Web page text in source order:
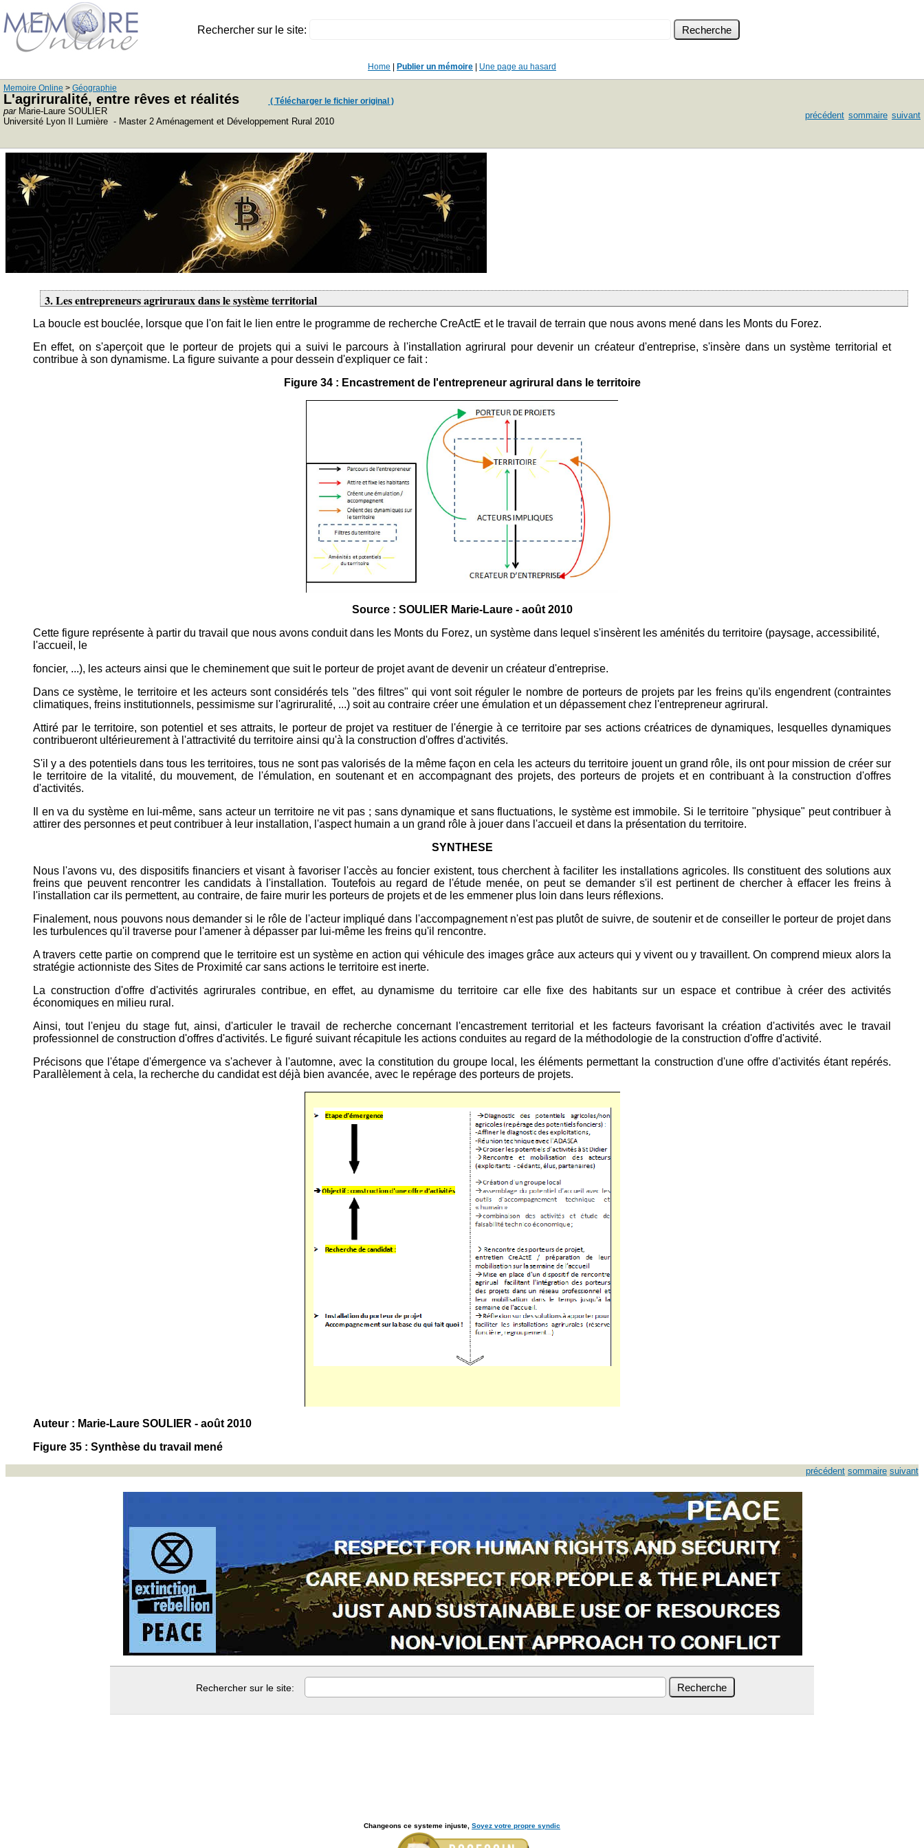
Rechercher sur le site:
Home Publier un mémoire Une page au hasard
Memoire Online > Géographie
L'agriruralité, entre rêves et réalités ( Télécharger le fichier original )
parMarie-Laure SOULIER
Université Lyon II Lumière - Master 2 Aménagement et Développement Rural 2010
précédent sommaire suivant
3. Les entrepreneurs agriruraux dans le système territorial
La boucle est bouclée, lorsque que l'on fait le lien entre le programme de recherche CreActE et le travail de terrain que nous avons mené dans les Monts du Forez.
En effet, on s'aperçoit que le porteur de projets qui a suivi le parcours à l'installation agrirural pour devenir un créateur d'entreprise, s'insère dans un système territorial et
contribue à son dynamisme. La figure suivante a pour dessein d'expliquer ce fait :
Figure 34 : Encastrement de l'entrepreneur agrirural dans le territoire
Source : SOULIER Marie-Laure - août 2010
Cette figure représente à partir du travail que nous avons conduit dans les Monts du Forez, un système dans lequel s'insèrent les aménités du territoire (paysage, accessibilité,
l'accueil, le
foncier, ...), les acteurs ainsi que le cheminement que suit le porteur de projet avant de devenir un créateur d'entreprise.
Dans ce système, le territoire et les acteurs sont considérés tels "des filtres" qui vont soit réguler le nombre de porteurs de projets par les freins qu'ils engendrent (contraintes
climatiques, freins institutionnels, pessimisme sur l'agriruralité, ...) soit au contraire créer une émulation et un dépassement chez l'entrepreneur agrirural.
Attiré par le territoire, son potentiel et ses attraits, le porteur de projet va restituer de l'énergie à ce territoire par ses actions créatrices de dynamiques, lesquelles dynamiques
contribueront ultérieurement à l'attractivité du territoire ainsi qu'à la construction d'offres d'activités.
S'il y a des potentiels dans tous les territoires, tous ne sont pas valorisés de la même façon en cela les acteurs du territoire jouent un grand rôle, ils ont pour mission de créer sur
le territoire de la vitalité, du mouvement, de l'émulation, en soutenant et en accompagnant des projets, des porteurs de projets et en contribuant à la construction d'offres
d'activités.
Il en va du système en lui-même, sans acteur un territoire ne vit pas ; sans dynamique et sans fluctuations, le système est immobile. Si le territoire "physique" peut contribuer à
attirer des personnes et peut contribuer à leur installation, l'aspect humain a un grand rôle à jouer dans l'accueil et dans la présentation du territoire.
SYNTHESE
Nous l'avons vu, des dispositifs financiers et visant à favoriser l'accès au foncier existent, tous cherchent à faciliter les installations agricoles. Ils constituent des solutions aux
freins que peuvent rencontrer les candidats à l'installation. Toutefois au regard de l'étude menée, on peut se demander s'il est pertinent de chercher à effacer les freins à
l'installation car ils permettent, au contraire, de faire murir les porteurs de projets et de les emmener plus loin dans leurs réflexions.
Finalement, nous pouvons nous demander si le rôle de l'acteur impliqué dans l'accompagnement n'est pas plutôt de suivre, de soutenir et de conseiller le porteur de projet dans
les turbulences qu'il traverse pour l'amener à dépasser par lui-même les freins qu'il rencontre.
A travers cette partie on comprend que le territoire est un système en action qui véhicule des images grâce aux acteurs qui y vivent ou y travaillent. On comprend mieux alors la
stratégie actionniste des Sites de Proximité car sans actions le territoire est inerte.
La construction d'offre d'activités agrirurales contribue, en effet, au dynamisme du territoire car elle fixe des habitants sur un espace et contribue à créer des activités
économiques en milieu rural.
Ainsi, tout l'enjeu du stage fut, ainsi, d'articuler le travail de recherche concernant l'encastrement territorial et les facteurs favorisant la création d'activités avec le travail
professionnel de construction d'offres d'activités. Le figuré suivant récapitule les actions conduites au regard de la méthodologie de la construction d'offre d'activité.
Précisons que l'étape d'émergence va s'achever à l'automne, avec la constitution du groupe local, les éléments permettant la construction d'une offre d'activités étant repérés.
Parallèlement à cela, la recherche du candidat est déjà bien avancée, avec le repérage des porteurs de projets.
Auteur : Marie-Laure SOULIER - août 2010
Figure 35 : Synthèse du travail mené
précédent sommaire suivant
Rechercher sur le site:
Changeons ce systeme injuste, Soyez votre propre syndic